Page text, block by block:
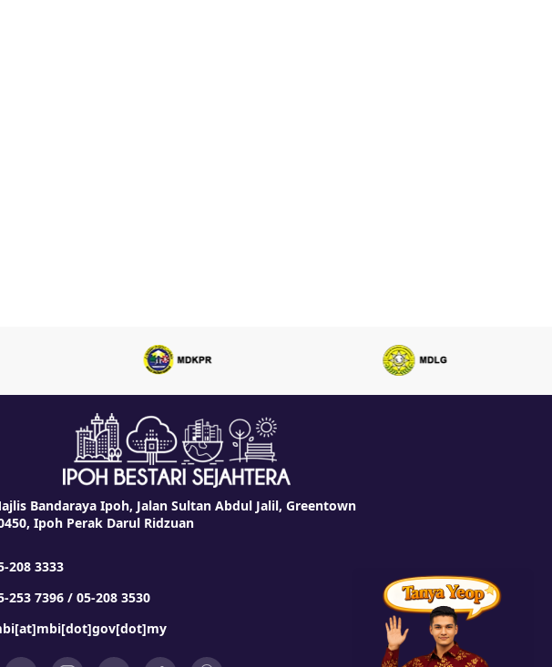
Bandaraya Ipoh, Jalan Sultan Abdul Jalil, Greentown
Ipoh Perak Darul Ridzuan
208 3333
253 7396 / 05-208 3530